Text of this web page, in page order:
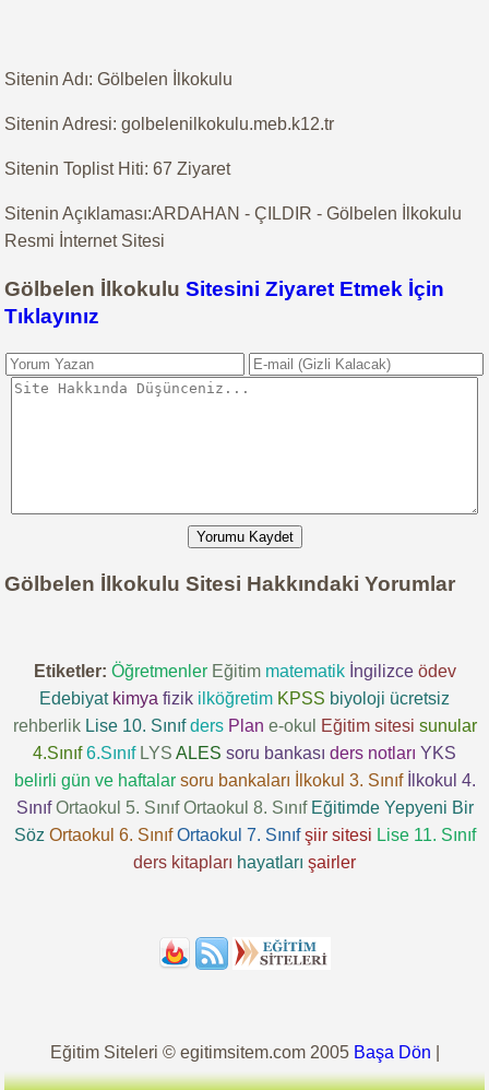
Sitenin Adı: Gölbelen İlkokulu
Sitenin Adresi: golbelenilkokulu.meb.k12.tr
Sitenin Toplist Hiti: 67 Ziyaret
Sitenin Açıklaması:ARDAHAN - ÇILDIR - Gölbelen İlkokulu
Resmi İnternet Sitesi
Gölbelen İlkokuluSitesini Ziyaret Etmek İçin
Tıklayınız
Yorumu Kaydet
Gölbelen İlkokulu Sitesi Hakkındaki Yorumlar
Etiketler: Öğretmenler Eğitim matematik İngilizce ödev
Edebiyat kimya fizik ilköğretim KPSS biyoloji ücretsiz
rehberlik Lise 10. Sınıf ders Plan e-okul Eğitim sitesi sunular
4.Sınıf 6.Sınıf LYS ALES soru bankası ders notları YKS
belirli gün ve haftalar soru bankaları İlkokul 3. Sınıf
İlkokul 4.
Sınıf Ortaokul 5. Sınıf Ortaokul 8. Sınıf Eğitimde Yepyeni Bir
Söz Ortaokul 6. Sınıf Ortaokul 7. Sınıf şiir sitesi Lise 11. Sınıf
ders kitapları hayatları şairler
Eğitim Siteleri © egitimsitem.com 2005 Başa Dön